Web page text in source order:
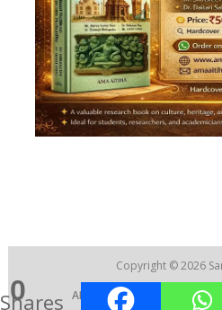
0
Shares
Copyright © 2026
ABOUT US
CONTACT US